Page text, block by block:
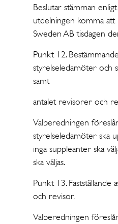
Beslutar stämman
utdelningen komma att
Sweden AB tisdagen
Punkt 12.
styrelseledamöter och
samt
antalet revisorer och
Valberedningen
styrelseledamöter ska
inga suppleanter ska
ska väljas.
Punkt 13. Fastställande
och revisor.
Valberedningen